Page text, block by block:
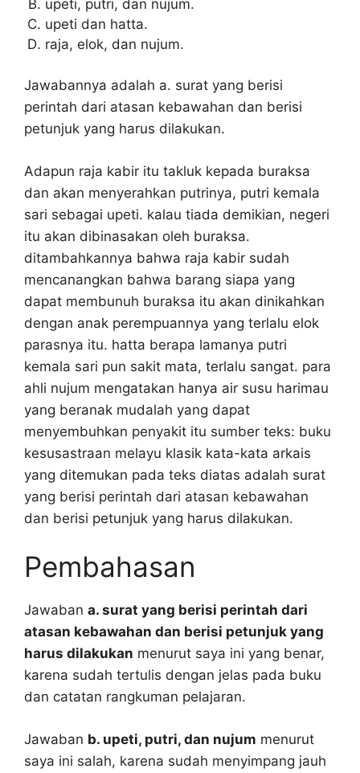
upeti, putri, dan nujum.
upeti dan hatta.
raja, elok, dan nujum.
Jawabannya adalah a. surat yang berisi
perintah dari atasan kebawahan dan berisi
petunjuk yang harus dilakukan.
Adapun raja kabir itu takluk kepada buraksa
dan akan menyerahkan putrinya, putri kemala
sari sebagai upeti. kalau tiada demikian, negeri
itu akan dibinasakan oleh buraksa.
ditambahkannya bahwa raja kabir sudah
mencanangkan bahwa barang siapa yang
dapat membunuh buraksa itu akan dinikahkan
dengan anak perempuannya yang terlalu elok
parasnya itu. hatta berapa lamanya putri
kemala sari pun sakit mata, terlalu sangat. para
ahli nujum mengatakan hanya air susu harimau
yang beranak mudalah yang dapat
menyembuhkan penyakit itu sumber teks: buku
kesusastraan melayu klasik kata-kata arkais
yang ditemukan pada teks diatas adalah surat
yang berisi perintah dari atasan kebawahan
dan berisi petunjuk yang harus dilakukan.
Pembahasan
Jawaban a. surat yang berisi perintah dari
atasan kebawahan dan berisi petunjuk yang
harus dilakukan menurut saya ini yang benar,
karena sudah tertulis dengan jelas pada buku
dan catatan rangkuman pelajaran.
Jawaban b. upeti, putri, dan nujum menurut
saya ini salah, karena sudah menyimpang jauh